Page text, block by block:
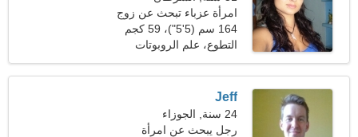
امرأة عزباء تبحث عن زوج
33-39
164 سم (5'5")، 59 كجم
(130 رطلا)
التطوع، علم الروبوتات
Jeff
24 سنة, الجوزاء
رجل يبحث عن امرأة